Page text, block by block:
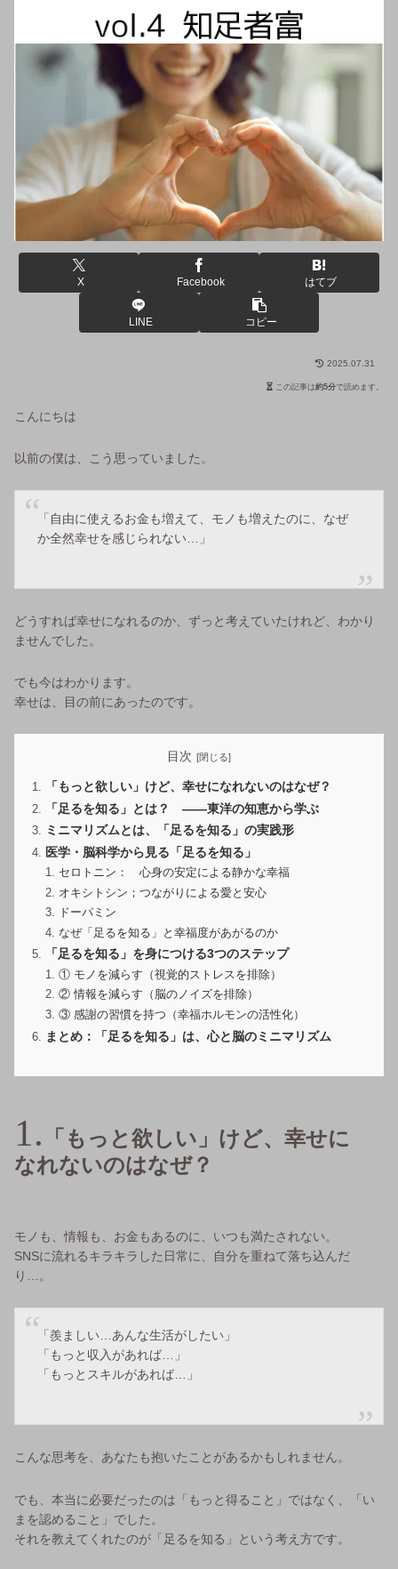
X Facebook はてブ
LINE コピー
2025.07.31
この記事は約5分で読めます。
こんにちは
以前の僕は、こう思っていました。
「自由に使えるお金も増えて、モノも増えたのに、なぜ
か全然幸せを感じられない…」
どうすれば幸せになれるのか、ずっと考えていたけれど、わかり
ませんでした。
でも今はわかります。
幸せは、目の前にあったのです。
目次
「もっと欲しい」けど、幸せになれないのはなぜ？
「足るを知る」とは？ ——東洋の知恵から学ぶ
ミニマリズムとは、「足るを知る」の実践形
医学・脳科学から見る「足るを知る」
セロトニン： 心身の安定による静かな幸福
オキシトシン；つながりによる愛と安心
ドーパミン
なぜ「足るを知る」と幸福度があがるのか
「足るを知る」を身につける3つのステップ
① モノを減らす（視覚的ストレスを排除）
② 情報を減らす（脳のノイズを排除）
③ 感謝の習慣を持つ（幸福ホルモンの活性化）
まとめ：「足るを知る」は、心と脳のミニマリズム
「もっと欲しい」けど、幸せに
なれないのはなぜ？
モノも、情報も、お金もあるのに、いつも満たされない。
SNSに流れるキラキラした日常に、自分を重ねて落ち込んだ
り…。
「羨ましい…あんな生活がしたい」
「もっと収入があれば…」
「もっとスキルがあれば…」
こんな思考を、あなたも抱いたことがあるかもしれません。
でも、本当に必要だったのは「もっと得ること」ではなく、「い
まを認めること」でした。
それを教えてくれたのが「足るを知る」という考え方です。